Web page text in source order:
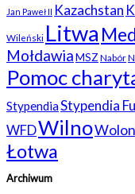
Jan Paweł II Kazachstan
Wileński Litwa
MołdawiaMSZ Nabór
Pomoc
StypendiaStypendia
WFDWilno
Łotwa
Archiwum